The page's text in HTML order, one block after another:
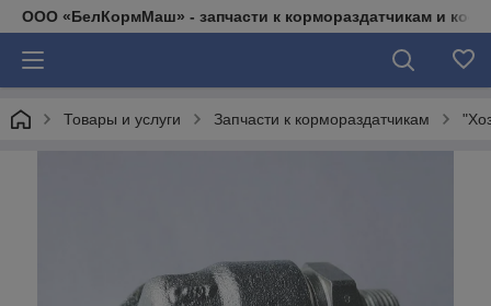
ООО «БелКормМаш» - запчасти к кормораздатчикам и
Товары и услуги Запчасти к кормораздатчикам